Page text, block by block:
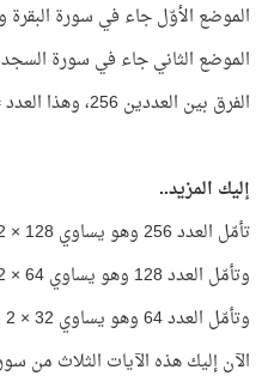
الموضع الأوّل جاء في سورة البقرة وعدد
الموضع الثاني جاء في سورة السجدة وعدد
الفرق بين العددين 256، وهذا العدد =
إليك المزيد..
تأمّل العدد 256 وهو يساوي 128 × 2
وتأمّل العدد 128 وهو يساوي 64 × 2
وتأمّل العدد 64 وهو يساوي 32 × 2
الآن إليك هذه الآيات الثلاث من